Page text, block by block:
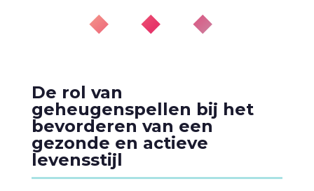
◆ ◆ ◆
De rol van
geheugenspellen bij het
bevorderen van een
gezonde en actieve
levensstijl